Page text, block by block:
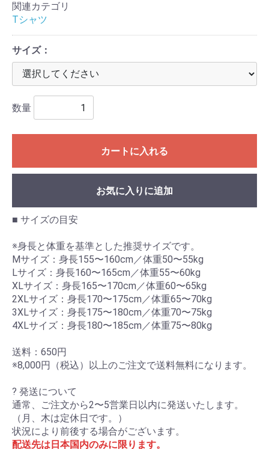
関連カテゴリ
Tシャツ
サイズ：
数量
カートに入れる
お気に入りに追加
■ サイズの目安
※身長と体重を基準とした推奨サイズです。
Mサイズ：身長155〜160cm／体重50〜55kg
Lサイズ：身長160〜165cm／体重55〜60kg
XLサイズ：身長165〜170cm／体重60〜65kg
2XLサイズ：身長170〜175cm／体重65〜70kg
3XLサイズ：身長175〜180cm／体重70〜75kg
4XLサイズ：身長180〜185cm／体重75〜80kg
送料：650円
※8,000円（税込）以上のご注文で送料無料になります。
? 発送について
通常、ご注文から2〜5営業日以内に発送いたします。
（月、木は定休日です。）
状況により前後する場合がございます。
配送先は日本国内のみに限ります。